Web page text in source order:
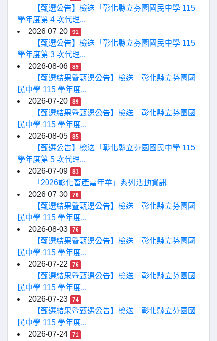
【甄選公告】檢送「彰化縣立芬園國民中學 115
學年度第 4 次代理...
2026-07-20
91
【甄選公告】檢送「彰化縣立芬園國民中學 115
學年度第 3 次代理...
2026-08-06
89
【甄選結果暨甄選公告】檢送「彰化縣立芬園國
民中學 115 學年度...
2026-07-20
89
【甄選結果暨甄選公告】檢送「彰化縣立芬園國
民中學 115 學年度...
2026-08-05
85
【甄選公告】檢送「彰化縣立芬園國民中學 115
學年度第 5 次代理...
2026-07-09
83
「2026彰化畜產嘉年華」系列活動資訊
2026-07-30
78
【甄選結果暨甄選公告】檢送「彰化縣立芬園國
民中學 115 學年度...
2026-08-03
76
【甄選結果暨甄選公告】檢送「彰化縣立芬園國
民中學 115 學年度...
2026-07-22
76
【甄選結果暨甄選公告】檢送「彰化縣立芬園國
民中學 115 學年度...
2026-07-23
74
【甄選結果暨甄選公告】檢送「彰化縣立芬園國
民中學 115 學年度...
2026-07-24
71